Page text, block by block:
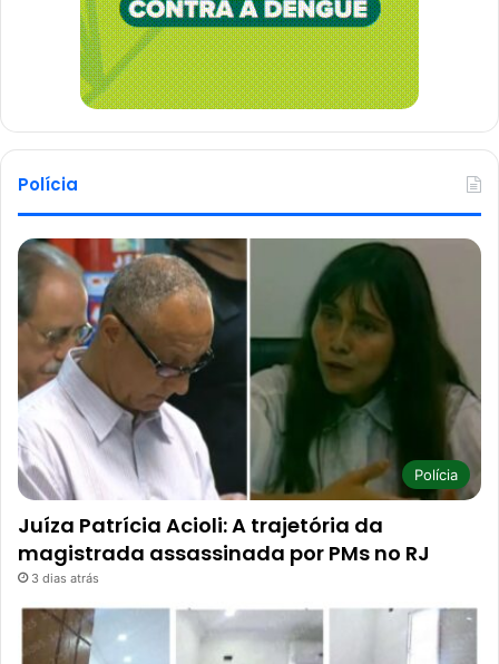
Polícia
Polícia
Juíza Patrícia Acioli: A trajetória da
magistrada assassinada por PMs no RJ
3 dias atrás